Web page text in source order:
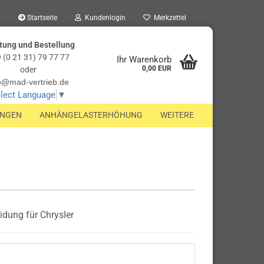
Startseite Kundenlogin Merkzettel
und Bestellung
(0 21 31) 79 77 77
oder
vertrieb.de
Language ▼
Ihr Warenkorb
0,00 EUR
ANHÄNGELASTERHÖHUNG WEITERE
für Chrysler